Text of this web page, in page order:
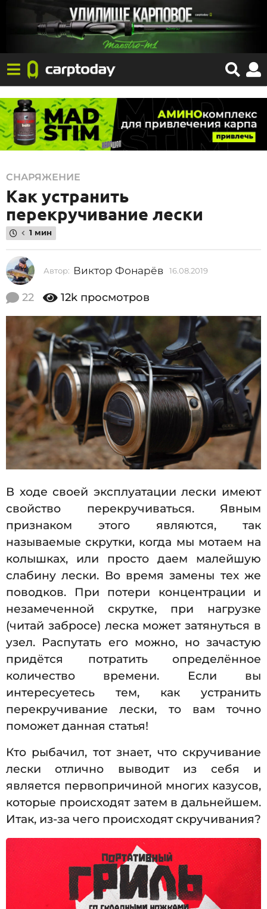
1
6
.
0
8
.
2
0
6
0
8
2
0
9
СНАРЯЖЕНИЕ
Как устранить
перекручивание лески
1 мин
Автор: Виктор Фонарёв 16.08.2019
8
1
9
22 12k просмотров
В ходе своей эксплуатации лески имеют
свойство перекручиваться. Явным
признаком этого являются, так
называемые скрутки, когда мы мотаем на
колышках, или просто даем малейшую
слабину лески. Во время замены тех же
поводков. При потери концентрации и
незамеченной скрутке, при нагрузке
(читай забросе) леска может затянуться в
узел. Распутать его можно, но зачастую
придётся потратить определённое
количество времени. Если вы
интересуетесь тем, как устранить
перекручивание лески, то вам точно
поможет данная статья!
Кто рыбачил, тот знает, что скручивание
лески отлично выводит из себя и
является первопричиной многих казусов,
которые происходят затем в дальнейшем.
Итак, из-за чего происходят скручивания?